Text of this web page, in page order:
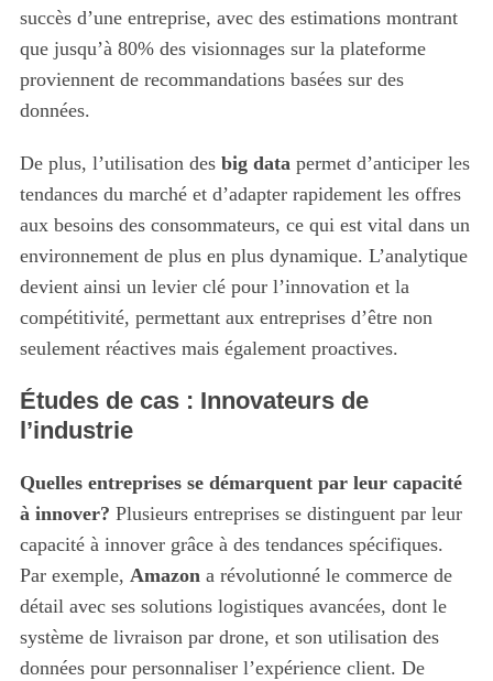
succès d’une entreprise, avec des estimations montrant
que jusqu’à 80% des visionnages sur la plateforme
proviennent de recommandations basées sur des
données.
De plus, l’utilisation des big datapermet d’anticiper les
tendances du marché et d’adapter rapidement les offres
aux besoins des consommateurs, ce qui est vital dans un
environnement de plus en plus dynamique. L’analytique
devient ainsi un levier clé pour l’innovation et la
compétitivité, permettant aux entreprises d’être non
seulement réactives mais également proactives.
Études de cas : Innovateurs de
l’industrie
Quelles entreprises se démarquent par leur capacité
à innover? Plusieurs entreprises se distinguent par leur
capacité à innover grâce à des tendances spécifiques.
Par exemple, Amazona révolutionné le commerce de
détail avec ses solutions logistiques avancées, dont le
système de livraison par drone, et son utilisation des
données pour personnaliser l’expérience client. De